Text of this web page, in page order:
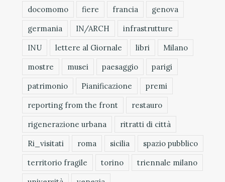
docomomo
fiere francia
genova
germania
IN/ARCH
infrastrutture
INU
lettere al Giornale libri
Milano
mostre
musei paesaggio
parigi
patrimonio
Pianificazione
premi
reporting from the front
restauro
rigenerazione urbana
ritratti di città
Ri_visitati
roma sicilia
spazio pubblico
territorio fragile
torino
triennale milano